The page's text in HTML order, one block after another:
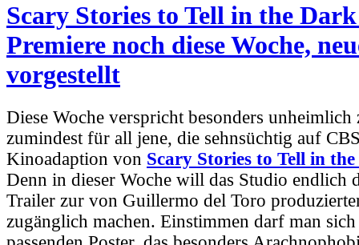
Scary Stories to Tell in the
Premiere noch diese Woche,
vorgestellt
Diese Woche verspricht besonders unheimlich
zumindest für all jene, die sehnsüchtig auf
Kinoadaption von Scary Stories to Tell in
Denn in dieser Woche will das Studio endlich
Trailer zur von Guillermo del Toro
zugänglich machen. Einstimmen darf man